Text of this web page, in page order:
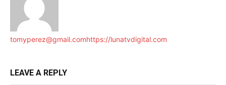
tomyperez@gmail.comhttps://lunatvdigital.com
LEAVE A REPLY